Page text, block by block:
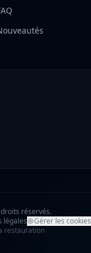
réservés.
légales Gérer les cookies
restauration